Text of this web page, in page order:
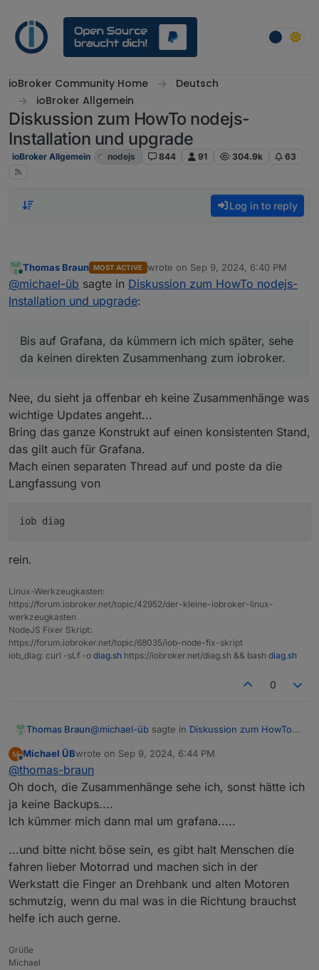
ioBroker Community Home
Deutsch
ioBroker Allgemein
Diskussion zum HowTo nodejs-
Installation und upgrade
ioBroker Allgemein nodejs 844 91 304.9k 63
Log in to reply
Online
Thomas Braun MOST ACTIVE wrote on Sep 9, 2024, 6:40 PM
last edited by
@michael-üb sagte in Diskussion zum HowTo nodejs-
Installation und upgrade:
Bis auf Grafana, da kümmern ich mich später, sehe
da keinen direkten Zusammenhang zum iobroker.
Nee, du sieht ja offenbar eh keine Zusammenhänge was
wichtige Updates angeht...
Bring das ganze Konstrukt auf einen konsistenten Stand,
das gilt auch für Grafana.
Mach einen separaten Thread auf und poste da die
Langfassung von
rein.
Linux-Werkzeugkasten:
https://forum.iobroker.net/topic/42952/der-kleine-iobroker-linux-
werkzeugkasten
NodeJS Fixer Skript:
https://forum.iobroker.net/topic/68035/iob-node-fix-skript
iob_diag: curl -sLf -o diag.sh https://iobroker.net/diag.sh && bash diag.sh
0
Thomas Braun@michael-üb sagte in Diskussion zum HowTo
später, sehe da keinen direkten
Zusammenhang zum iobroker.
Nee, du sieht ja offenbar eh keine
Zusammenhänge was wichtige Updates
angeht...
konsistenten Stand, das gilt auch für Grafana.
Mach einen separaten Thread auf und poste da
die Langfassung von
rein.
Offline
Michael ÜBwrote on Sep 9, 2024, 6:44 PM
last edited by
@thomas-braun
Oh doch, die Zusammenhänge sehe ich, sonst hätte ich
ja keine Backups....
Ich kümmer mich dann mal um grafana.....
...und bitte nicht böse sein, es gibt halt Menschen die
fahren lieber Motorrad und machen sich in der
Werkstatt die Finger an Drehbank und alten Motoren
schmutzig, wenn du mal was in die Richtung brauchst
helfe ich auch gerne.
Grüße
Michael